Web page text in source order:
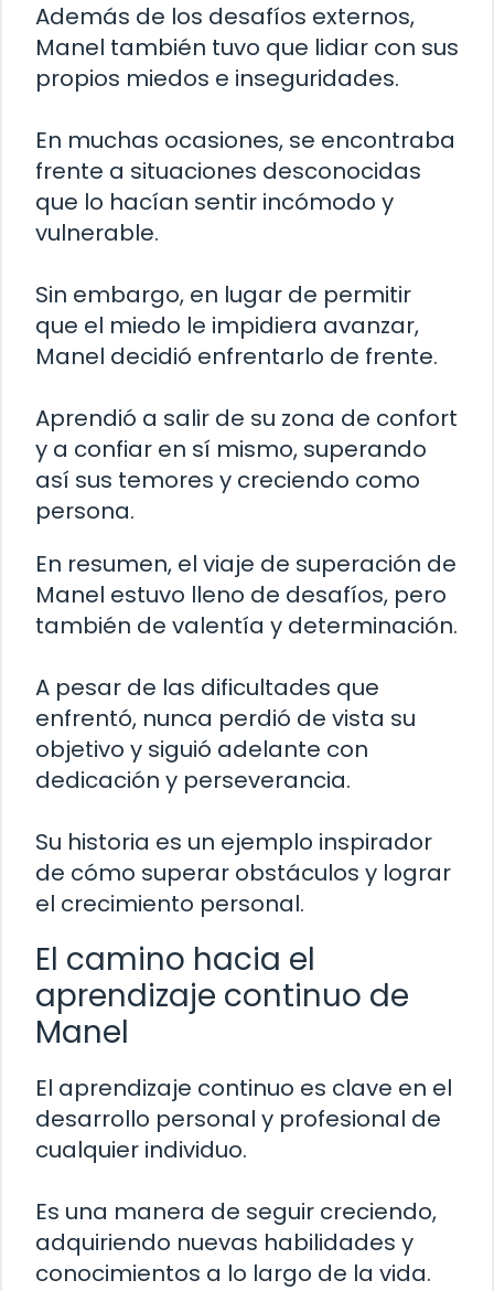
Además de los desafíos externos,
Manel también tuvo que lidiar con sus
propios miedos e inseguridades.
En muchas ocasiones, se encontraba
frente a situaciones desconocidas
que lo hacían sentir incómodo y
vulnerable.
Sin embargo, en lugar de permitir
que el miedo le impidiera avanzar,
Manel decidió enfrentarlo de frente.
Aprendió a salir de su zona de confort
y a confiar en sí mismo, superando
así sus temores y creciendo como
persona.
En resumen, el viaje de superación de
Manel estuvo lleno de desafíos, pero
también de valentía y determinación.
A pesar de las dificultades que
enfrentó, nunca perdió de vista su
objetivo y siguió adelante con
dedicación y perseverancia.
Su historia es un ejemplo inspirador
de cómo superar obstáculos y lograr
el crecimiento personal.
El camino hacia el
aprendizaje continuo de
Manel
El aprendizaje continuo es clave en el
desarrollo personal y profesional de
cualquier individuo.
Es una manera de seguir creciendo,
adquiriendo nuevas habilidades y
conocimientos a lo largo de la vida.